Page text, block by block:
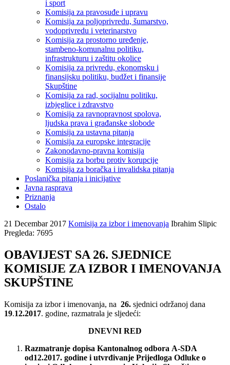
i sport
Komisija za pravosuđe i upravu
Komisija za poljoprivredu, šumarstvo,
vodoprivredu i veterinarstvo
Komisija za prostorno uređenje,
stambeno-komunalnu politiku,
infrastrukturu i zaštitu okolice
Komisija za privredu, ekonomsku i
finansijsku politiku, budžet i finansije
Skupštine
Komisija za rad, socijalnu politiku,
izbjeglice i zdravstvo
Komisija za ravnopravnost spolova,
ljudska prava i građanske slobode
Komisija za ustavna pitanja
Komisija za europske integracije
Zakonodavno-pravna komisija
Komisija za borbu protiv korupcije
Komisija za boračka i invalidska pitanja
Poslanička pitanja i inicijative
Javna rasprava
Priznanja
Ostalo
21 Decembar 2017 Komisija za izbor i imenovanja Ibrahim Slipic
Pregleda: 7695
OBAVIJEST SA 26. SJEDNICE
KOMISIJE ZA IZBOR I IMENOVANJA
SKUPŠTINE
Komisija za izbor i imenovanja, na 26. sjednici održanoj dana
19.12.2017. godine, razmatrala je sljedeći:
DNEVNI RED
Razmatranje dopisa Kantonalnog odbora A-SDA
od12.2017. godine i utvrđivanje Prijedloga Odluke o